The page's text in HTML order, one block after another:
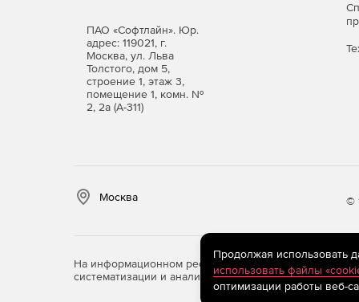
ПАО «Софтлайн». Юр.
адрес: 119021, г.
Москва, ул. Льва
Толстого, дом 5,
строение 1, этаж 3,
помещение 1, комн. №
2, 2а (А-311)
Москва ©
На информационном ресурсе store.softline.ru
систематизации и анализа сведений, относящихся
Продолжая использовать
использовать файлы
оптимизации работы веб-